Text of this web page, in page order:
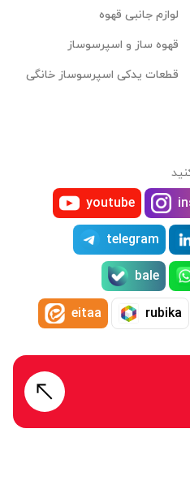
لوازم جانبی قهوه
قهوه ساز و اسپرسوساز
قطعات یدکی اسپرسوساز خانگی
youtube
telegram
bale
rubika
eitaa